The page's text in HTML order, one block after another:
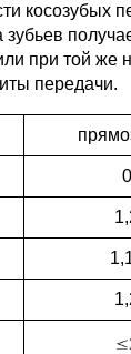
косозубых
при той же
передачи.
0